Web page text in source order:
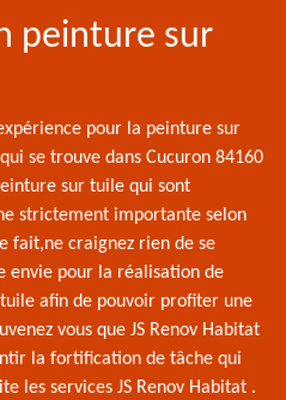
peinture sur
pour la peinture sur
se trouve dans Cucuron 84160
sur tuile qui sont
strictement importante selon
fait,ne craignez rien de se
envie pour la réalisation de
afin de pouvoir profiter une
vous que JS Renov Habitat
la fortification de tâche qui
les services JS Renov Habitat .